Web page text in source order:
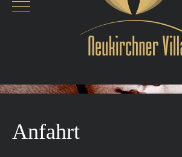
Mobile Menu Toggle
Anfahrt